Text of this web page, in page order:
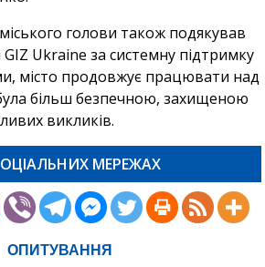
голови також подякував
Ukraine за системну підтримку
місто продовжує працювати над
більш безпечною, захищеною
викликів.
МЕРЕЖАХ
ОПИТУВАННЯ